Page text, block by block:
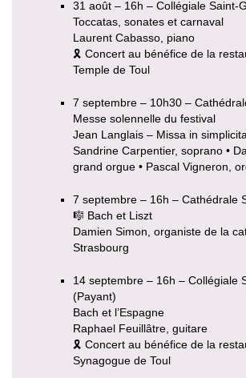
31 août – 16h – Collégiale Saint-
Toccatas, sonates et carnaval
Laurent Cabasso, piano
🎗 Concert au bénéfice de la
Temple de Toul
7 septembre – 10h30 –
Messe solennelle du festival
Jean Langlais – Missa in
Sandrine Carpentier, soprano •
grand orgue • Pascal Vigneron,
7 septembre – 16h – Cathédrale
🎼 Bach et Liszt
Damien Simon, organiste de la
Strasbourg
14 septembre – 16h – Collégiale
(Payant)
Bach et l’Espagne
Raphael Feuillâtre, guitare
🎗 Concert au bénéfice de la
Synagogue de Toul